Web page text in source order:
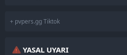
+ pvpers.gg Tiktok
YASAL UYARI